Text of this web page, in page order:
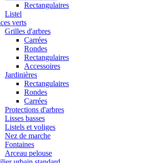
Rectangulaires
Listel
verts
Grilles d'arbres
Carrées
Rondes
Rectangulaires
Accessoires
Jardinières
Rectangulaires
Rondes
Carrées
Protections d'arbres
Lisses basses
Listels et voliges
Nez de marche
Fontaines
Arceau pelouse